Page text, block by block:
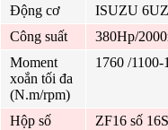
Động cơ ISUZU
Công suất
380Hp/
Moment
xoắn tối đa
(N.m/rpm)
1760 /1100-
Hộp số ZF16 số